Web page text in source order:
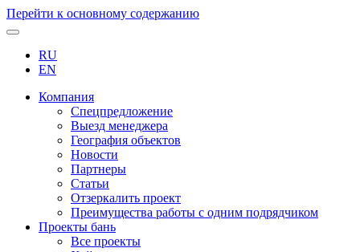
Перейти к основному содержанию
RU
EN
Компания
Спецпредложение
Выезд менеджера
География объектов
Новости
Партнеры
Статьи
Отзеркалить проект
Преимущества работы с одним подрядчиком
Проекты бань
Все проекты